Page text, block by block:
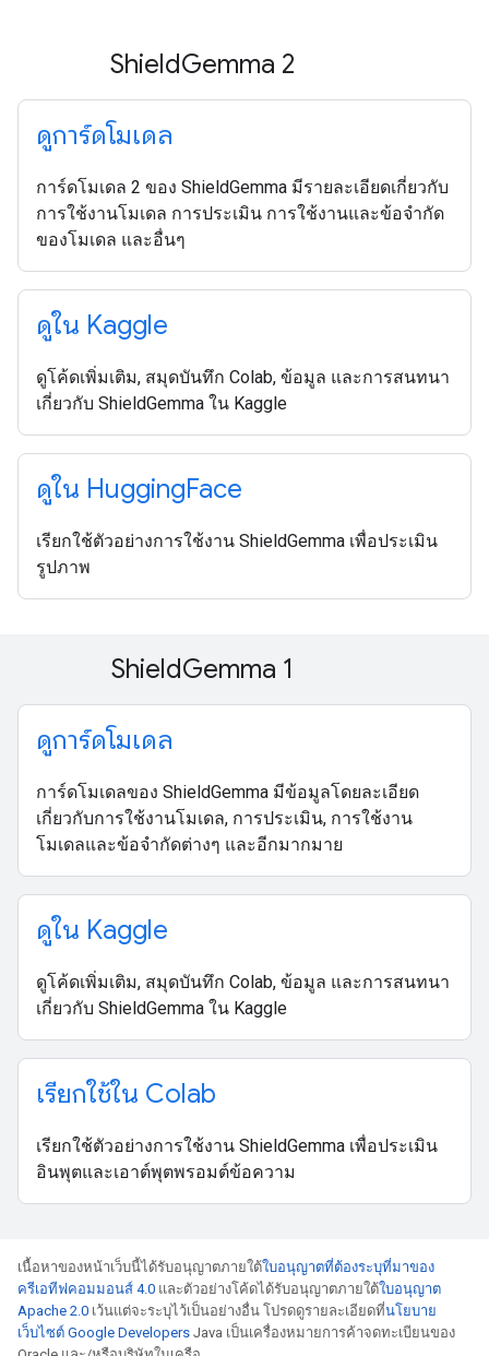
ShieldGemma 2
ดูการ์ดโมเดล
การ์ดโมเดล 2 ของ ShieldGemma มีรายละเอียดเกี่ยวกับ
การใช้งานโมเดล การประเมิน การใช้งานและข้อจำกัด
ของโมเดล และอื่นๆ
ดูใน Kaggle
ดูโค้ดเพิ่มเติม, สมุดบันทึก Colab, ข้อมูล และการสนทนา
เกี่ยวกับ ShieldGemma ใน Kaggle
ดูใน HuggingFace
เรียกใช้ตัวอย่างการใช้งาน ShieldGemma เพื่อประเมิน
รูปภาพ
ShieldGemma 1
ดูการ์ดโมเดล
การ์ดโมเดลของ ShieldGemma มีข้อมูลโดยละเอียด
เกี่ยวกับการใช้งานโมเดล, การประเมิน, การใช้งาน
โมเดลและข้อจำกัดต่างๆ และอีกมากมาย
ดูใน Kaggle
ดูโค้ดเพิ่มเติม, สมุดบันทึก Colab, ข้อมูล และการสนทนา
เกี่ยวกับ ShieldGemma ใน Kaggle
เรียกใช้ใน Colab
เรียกใช้ตัวอย่างการใช้งาน ShieldGemma เพื่อประเมิน
อินพุตและเอาต์พุตพรอมต์ข้อความ
เนื้อหาของหน้าเว็บนี้ได้รับอนุญาตภายใต้ใบอนุญาตที่ต้องระบุที่มาของ
ครีเอทีฟคอมมอนส์ 4.0 และตัวอย่างโค้ดได้รับอนุญาตภายใต้ใบอนุญาต
Apache 2.0 เว้นแต่จะระบุไว้เป็นอย่างอื่น โปรดดูรายละเอียดที่นโยบาย
เว็บไซต์ Google Developers Java เป็นเครื่องหมายการค้าจดทะเบียนของ